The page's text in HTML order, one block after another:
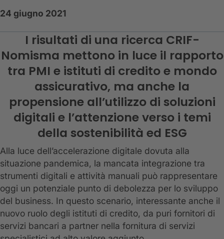
24 giugno 2021
I risultati di una ricerca CRIF-
Nomisma mettono in luce il rapporto
tra PMI e istituti di credito e mondo
assicurativo, ma anche la
propensione all’utilizzo di soluzioni
digitali e l’attenzione verso i temi
della sostenibilità ed ESG
Alla luce dell’accelerazione digitale dovuta alla
situazione pandemica, la mancata integrazione tra
strumenti digitali e attività manuali può rappresentare
oggi un potenziale punto di debolezza per lo sviluppo
del business. In questo scenario, interessante anche il
nuovo ruolo degli istituti di credito, da puri fornitori di
servizi bancari a partner nella fornitura di servizi